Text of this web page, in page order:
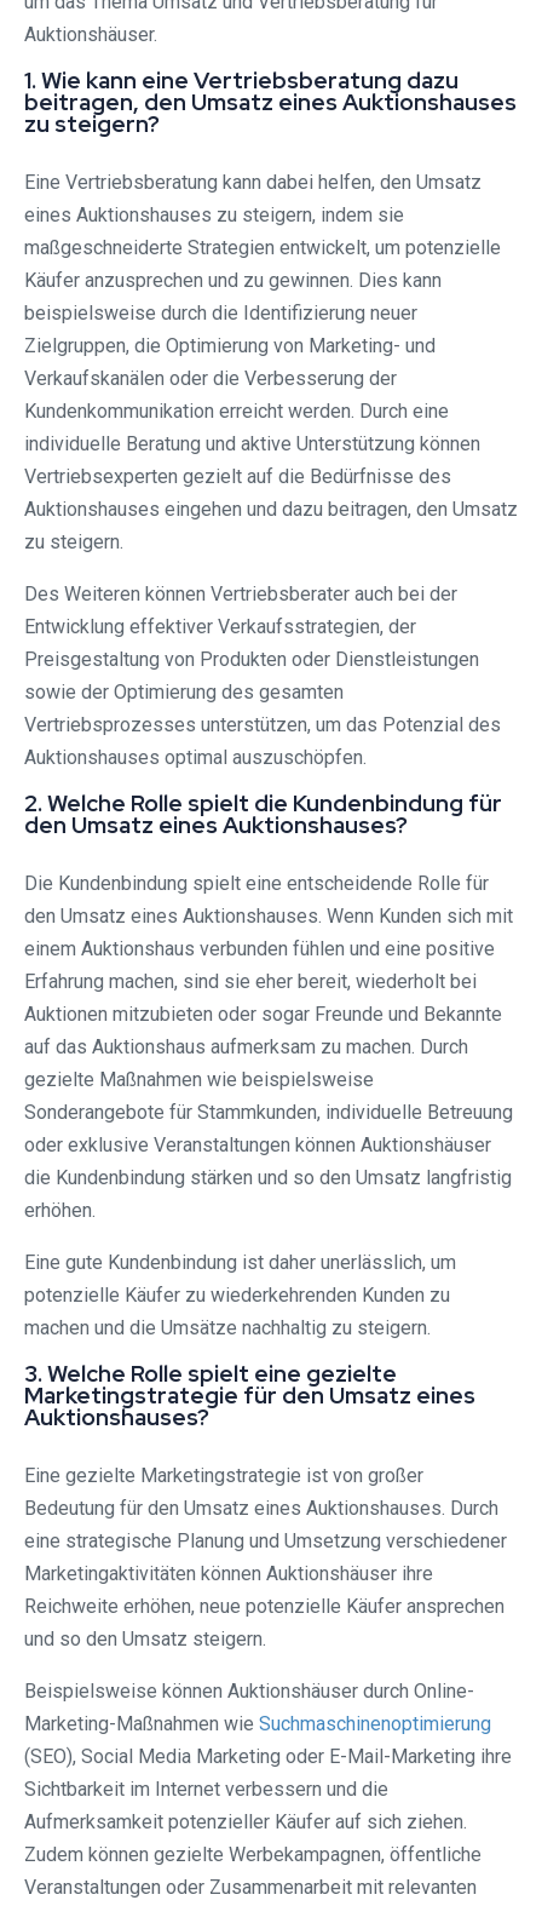
Auktionshäuser.
1. Wie kann eine Vertriebsberatung dazu
beitragen, den Umsatz eines Auktionshauses
zu steigern?
Eine Vertriebsberatung kann dabei helfen, den Umsatz
eines Auktionshauses zu steigern, indem sie
maßgeschneiderte Strategien entwickelt, um potenzielle
Käufer anzusprechen und zu gewinnen. Dies kann
beispielsweise durch die Identifizierung neuer
Zielgruppen, die Optimierung von Marketing- und
Verkaufskanälen oder die Verbesserung der
Kundenkommunikation erreicht werden. Durch eine
individuelle Beratung und aktive Unterstützung können
Vertriebsexperten gezielt auf die Bedürfnisse des
Auktionshauses eingehen und dazu beitragen, den Umsatz
zu steigern.
Des Weiteren können Vertriebsberater auch bei der
Entwicklung effektiver Verkaufsstrategien, der
Preisgestaltung von Produkten oder Dienstleistungen
sowie der Optimierung des gesamten
Vertriebsprozesses unterstützen, um das Potenzial des
Auktionshauses optimal auszuschöpfen.
2. Welche Rolle spielt die Kundenbindung für
den Umsatz eines Auktionshauses?
Die Kundenbindung spielt eine entscheidende Rolle für
den Umsatz eines Auktionshauses. Wenn Kunden sich mit
einem Auktionshaus verbunden fühlen und eine positive
Erfahrung machen, sind sie eher bereit, wiederholt bei
Auktionen mitzubieten oder sogar Freunde und Bekannte
auf das Auktionshaus aufmerksam zu machen. Durch
gezielte Maßnahmen wie beispielsweise
Sonderangebote für Stammkunden, individuelle Betreuung
oder exklusive Veranstaltungen können Auktionshäuser
die Kundenbindung stärken und so den Umsatz langfristig
erhöhen.
Eine gute Kundenbindung ist daher unerlässlich, um
potenzielle Käufer zu wiederkehrenden Kunden zu
machen und die Umsätze nachhaltig zu steigern.
3. Welche Rolle spielt eine gezielte
Marketingstrategie für den Umsatz eines
Auktionshauses?
Eine gezielte Marketingstrategie ist von großer
Bedeutung für den Umsatz eines Auktionshauses. Durch
eine strategische Planung und Umsetzung verschiedener
Marketingaktivitäten können Auktionshäuser ihre
Reichweite erhöhen, neue potenzielle Käufer ansprechen
und so den Umsatz steigern.
Beispielsweise können Auktionshäuser durch Online-
Marketing-Maßnahmen wie Suchmaschinenoptimierung
(SEO), Social Media Marketing oder E-Mail-Marketing ihre
Sichtbarkeit im Internet verbessern und die
Aufmerksamkeit potenzieller Käufer auf sich ziehen.
Zudem können gezielte Werbekampagnen, öffentliche
Veranstaltungen oder Zusammenarbeit mit relevanten